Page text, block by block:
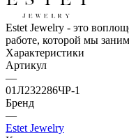
Estet Jewelry - это
работе, которой мы
Характеристики
Артикул
—
01Л232286ЧР-1
Бренд
—
Estet Jewelry